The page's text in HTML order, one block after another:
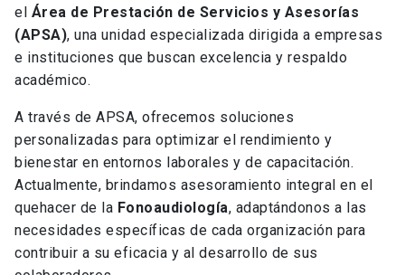
el Área de Prestación de Servicios y Asesorías
(APSA), una unidad especializada dirigida a empresas
e instituciones que buscan excelencia y respaldo
académico.
A través de APSA, ofrecemos soluciones
personalizadas para optimizar el rendimiento y
bienestar en entornos laborales y de capacitación.
Actualmente, brindamos asesoramiento integral en el
quehacer de la Fonoaudiología, adaptándonos a las
necesidades específicas de cada organización para
contribuir a su eficacia y al desarrollo de sus